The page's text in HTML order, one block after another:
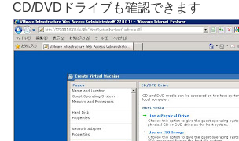
CD/DVDドライブも確認できます